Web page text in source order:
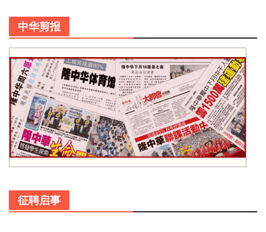
中华剪报
征聘启事